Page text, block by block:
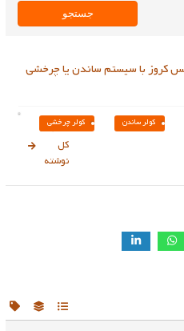
کروز با سیستم ساندن یا چرخشی
کولر ساندن
کولر چرخشی
مشاهده
کل
نوشته